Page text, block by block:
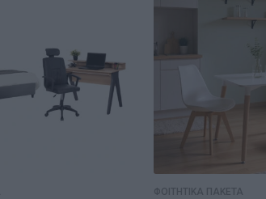
ΦΟΙΤΗΤΙΚΑ ΠΑΚΕΤΑ